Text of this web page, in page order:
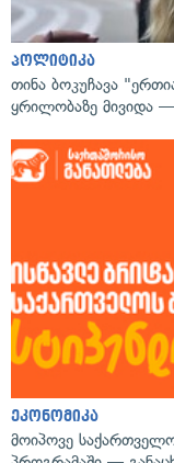
პოლიტიკა
თინა ბოკუჩავა
ყრილობაზე მივიდა
ეკონომიკა
მოიპოვე